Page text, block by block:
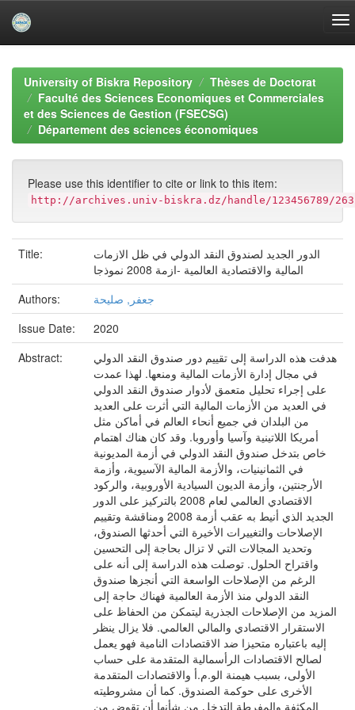
navigationUniversity of Biskra Repository
Thèses de Doctorat
Faculté des Sciences Economiques et Commerciales
et des Sciences de Gestion (FSECSG)
Département des sciences économiques
Please use this identifier to cite or link to this item:
http://archives.univ-biskra.dz/handle/123456789/
Title:
الدور الجديد لصندوق النقد الدولي في ظل الازمات
المالية والاقتصادية العالمية -ازمة 2008 نموذجا
Authors:
جعفر, صليحة
Issue Date:
2020
Abstract:
هدفت هذه الدراسة إلى تقييم دور صندوق النقد الدولي
في مجال إدارة الأزمات المالية ومنعها. لهذا عمدت
على إجراء تحليل متعمق لأدوار صندوق النقد الدولي
في العديد من الأزمات المالية التي أثرت على العديد
من البلدان في جميع أنحاء العالم في أماكن مثل
أمريكا اللاتينية وآسيا وأوروبا. وقد كان هناك اهتمام
خاص بتدخل صندوق النقد الدولي في أزمة المديونية
في الثمانينيات، والأزمة المالية الآسيوية، وأزمة
الأرجنتين، وأزمة الديون السيادية الأوروبية، والركود
الاقتصادي العالمي لعام 2008 بالتركيز على الدور
الجديد الذي أنيط به عقب أزمة 2008 ومناقشة وتقييم
الإصلاحات والتغييرات الأخيرة التي أحدثها الصندوق،
وتحديد المجالات التي لا تزال بحاجة إلى التحسين
واقتراح الحلول. توصلت هذه الدراسة إلى أنه على
الرغم من الإصلاحات الواسعة التي أنجزها صندوق
النقد الدولي منذ الأزمة العالمية فهناك حاجة إلى
المزيد من الإصلاحات الجذرية ليتمكن من الحفاظ على
الاستقرار الاقتصادي والمالي العالمي. فلا يزال ينظر
إليه باعتباره متحيزا ضد الاقتصادات النامية فهو يعمل
لصالح الاقتصادات الرأسمالية المتقدمة على حساب
الأولى، بسبب هيمنة الو.م.أ والاقتصادات المتقدمة
الأخرى على حوكمة الصندوق. كما أن مشروطيته
المكثفة والمفرطة التدخل من شأنها أن تقوض من